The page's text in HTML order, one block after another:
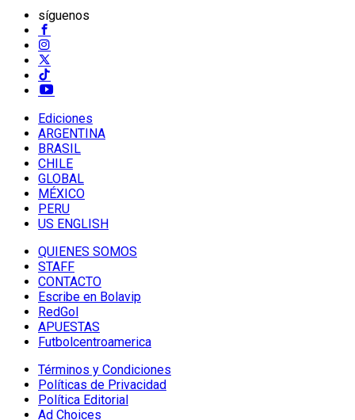
síguenos
Ediciones
ARGENTINA
BRASIL
CHILE
GLOBAL
MÉXICO
PERU
US ENGLISH
QUIENES SOMOS
STAFF
CONTACTO
Escribe en Bolavip
RedGol
APUESTAS
Futbolcentroamerica
Términos y Condiciones
Políticas de Privacidad
Política Editorial
Ad Choices